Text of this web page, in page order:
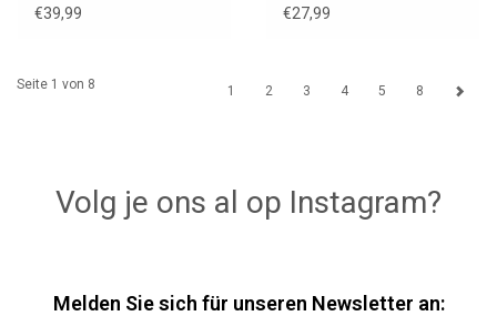
Kleiderbügel für Gordi
€39,99
Gordi-Puppen
€27,99
Seite 1 von 8 1 2 3 4 5 8
Volg je ons al op Instagram?
Melden Sie sich für unseren Newsletter an: